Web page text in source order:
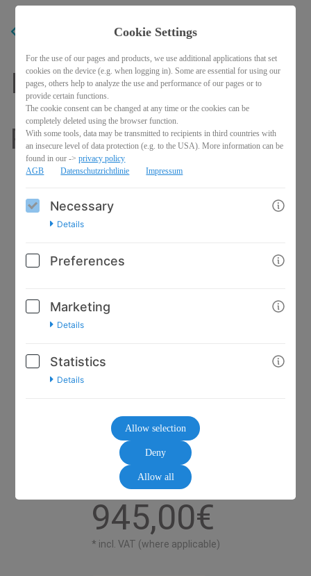
Intensivmedizin
Repetitorium
945,00€
* incl. VAT (where applicable)
Cookie Settings
For the use of our pages and products, we use additional applications that set
cookies on the device (e.g. when logging in). Some are essential for using our
pages, others help to analyze the use and performance of our pages or to
provide certain functions.
The cookie consent can be changed at any time or the cookies can be
completely deleted using the browser function.
With some tools, data may be transmitted to recipients in third countries with
an insecure level of data protection (e.g. to the USA). More information can be
found in our ->privacy policy
AGB
Datenschutzrichtlinie Impressum
Necessary
Details
Preferences
Marketing
Details
Statistics
Details
Allow selection
Deny
Allow all